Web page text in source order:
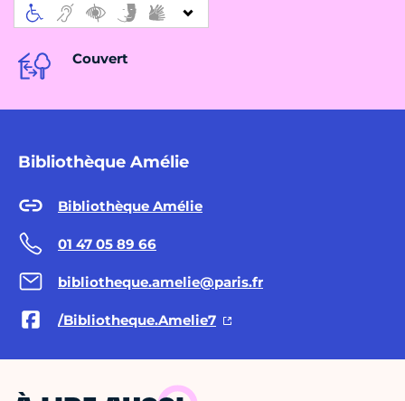
Couvert
Bibliothèque Amélie
Bibliothèque Amélie
01 47 05 89 66
bibliotheque.amelie@paris.fr
/Bibliotheque.Amelie7